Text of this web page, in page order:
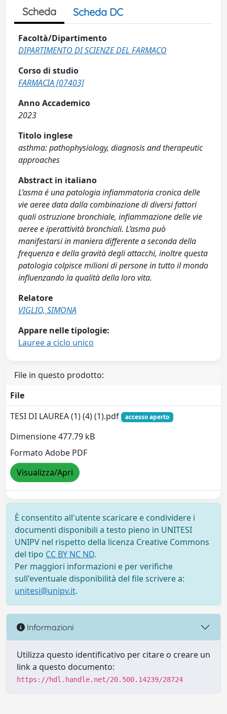
Scheda Scheda DC
Facoltà/Dipartimento
DIPARTIMENTO DI SCIENZE DEL FARMACO
Corso di studio
FARMACIA [07403]
Anno Accademico
2023
Titolo inglese
asthma: pathophysiology, diagnosis and therapeutic
approaches
Abstract in italiano
L’asma é una patologia infiammatoria cronica delle
vie aeree data dalla combinazione di diversi fattori
quali ostruzione bronchiale, infiammazione delle vie
aeree e iperattività bronchiali. L’asma può
manifestarsi in maniera differente a seconda della
frequenza e della gravità degli attacchi, inoltre questa
patologia colpisce milioni di persone in tutto il mondo
influenzando la qualità della loro vita.
Relatore
VIGLIO, SIMONA
Appare nelle tipologie:
Lauree a ciclo unico
File in questo prodotto:
File
TESI DI LAUREA (1) (4) (1).pdf
accesso aperto
Dimensione 477.79 kB
Formato Adobe PDF
Visualizza/Apri
È consentito all'utente scaricare e condividere i
documenti disponibili a testo pieno in UNITESI
UNIPV nel rispetto della licenza Creative Commons
del tipo CC BY NC ND.
Per maggiori informazioni e per verifiche
sull'eventuale disponibilità del file scrivere a:
unitesi@unipv.it.
Informazioni
Utilizza questo identificativo per citare o creare un
link a questo documento:
https://hdl.handle.net/20.500.14239/28724